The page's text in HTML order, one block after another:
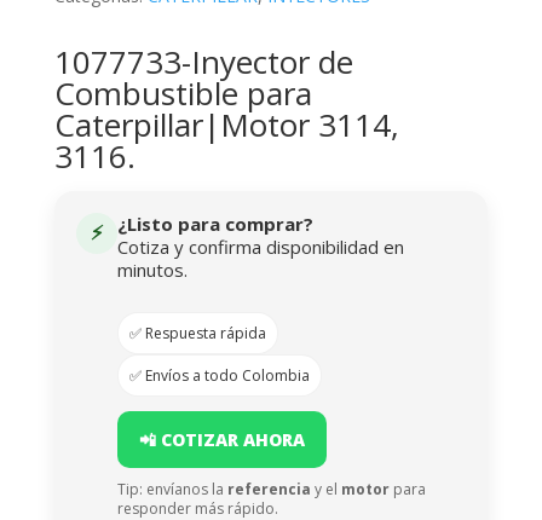
1077733-Inyector de
Combustible para
Caterpillar|Motor 3114,
3116.
⚡
¿Listo para comprar?
Cotiza y confirma disponibilidad en
minutos.
✅ Respuesta rápida
✅ Envíos a todo Colombia
📲 COTIZAR AHORA
Tip: envíanos la referencia y el motorpara
responder más rápido.